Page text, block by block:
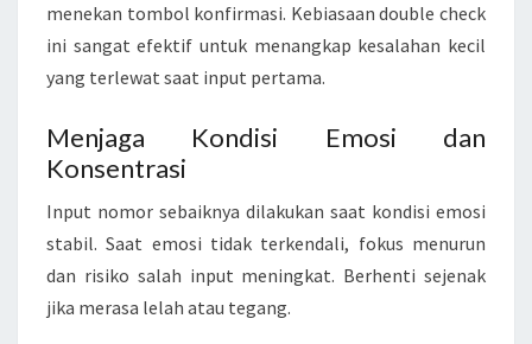
menekan tombol konfirmasi. Kebiasaan double check
ini sangat efektif untuk menangkap kesalahan kecil
yang terlewat saat input pertama.
Menjaga Kondisi Emosi dan
Konsentrasi
Input nomor sebaiknya dilakukan saat kondisi emosi
stabil. Saat emosi tidak terkendali, fokus menurun
dan risiko salah input meningkat. Berhenti sejenak
jika merasa lelah atau tegang.